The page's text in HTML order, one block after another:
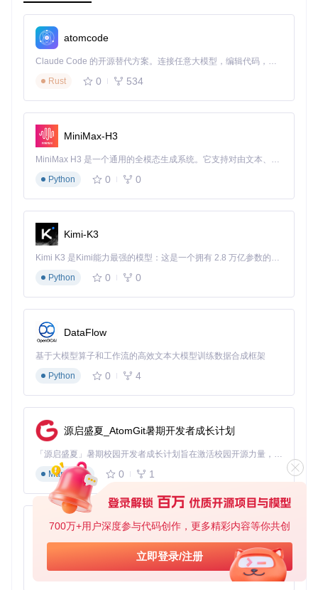
700万+用户深度参与代码创作，更多精彩内容等你共创
立即登录/注册
首先获取项目源码并确保系统满足运行要求：
git clone
✅ 支持Precision触控板的设备（可在设备管理器中查看）
✅ .NET 6.0运行时环境
✅ 管理员权限（用于系统集成）
当遇到手势冲突时，你需要进入系统设置彻底禁用原生三指功
配置要点：
导航至"蓝牙和其他设备" → "触控板"
展开"三指手势"部分
轻触设置直接影响拖拽体验，正确配置如下：
❌ 禁用"轻触两次并拖动以多选"（此选项会严重干扰三指拖
拽）
⚠️ 可选禁用"按下触控板右下角以右键单击"避免误触发
配置核心拖拽功能
打开ThreeFingerDragOnWindows应用，进入"Three Finger
Drag"设置页面：
atomcode
Claude Code 的开源替代方案。连接任意大模型，编辑代码，运行命令，自动验证 — 全自动执行。用 Rust 构建，极致性能。 ｜ An open-source alternative to Claude Code. Connect any LLM, edit code, run commands, and verify changes — autonomously. Built in Rust for speed. Get Started
Rust
0 534
MiniMax-H3
MiniMax H3 是一个通用的全模态生成系统。它支持对由文本、图像、视频和音频组成的多模态上下文进行统一理解，并能生成分辨率高达 2K、时长可达 15 秒的带原生立体声音频的视频。得益于面向任务泛化的系统设计，H3 在预训练阶段就已具备广泛的多模态上下文理解与生成能力，能够出色地执行复杂的多模态指令。
Python
0 0
Kimi-K3
Kimi K3 是Kimi能力最强的模型：这是一个拥有 2.8 万亿参数的混合专家（MoE）模型，具备原生视觉理解能力，并支持 100 万 token 的上下文窗口。
Python
0 0
DataFlow
基于大模型算子和工作流的高效文本大模型训练数据合成框架
Python
0 4
源启盛夏_AtomGit暑期开发者成长计划
「源启盛夏」暑期校园开发者成长计划旨在激活校园开源力量，通过积分激励、认证扶持、资源倾斜等形式，引导高校组织和开发者完成「入驻 — 建项目 — 做贡献 — 获认证 — 得资源」的完整闭环。无论你是想带领社团入驻平台的组织者，还是希望用代码贡献证明自己的开发者，都能在这里找到属于你的成长路径。
Markdown
0 1
py-xiaozhi
基于Python的Xiaozhi AI，适用于想要完整Xiaozhi体验而无需拥有专用硬件的用户。
Python
0 1